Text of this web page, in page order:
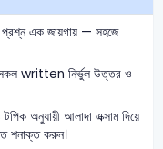
এক জায়গায় — সহজে
সকল written নির্ভুল উত্তর ও
অনুযায়ী আলাদা এক্সাম দিয়ে
শনাক্ত করুন।